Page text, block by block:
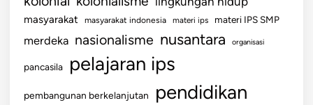
5
masyarakat masyarakat indonesia materi ips materi IPS SMP
merdeka nasionalisme nusantara organisasi
pancasila pelajaran ips
pembangunan berkelanjutan pendidikan